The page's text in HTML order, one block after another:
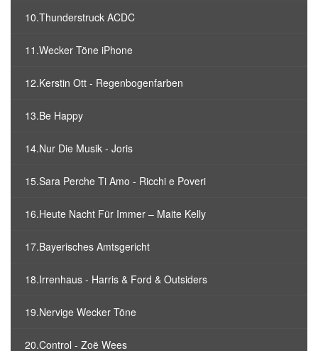
10.Thunderstruck ACDC
11.Wecker Töne iPhone
12.Kerstin Ott - Regenbogenfarben
13.Be Happy
14.Nur Die Musik - Joris
15.Sara Perche Ti Amo - Ricchi e Poveri
16.Heute Nacht Für Immer – Maite Kelly
17.Bayerisches Amtsgericht
18.Irrenhaus - Harris & Ford & Outsiders
19.Nervige Wecker Töne
20.Control - Zoë Wees